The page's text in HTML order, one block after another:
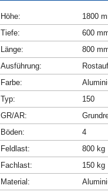
Höhe:
1800
Tiefe:
600
Länge:
800
Ausführung:
Farbe:
Typ:
150
GR/AR:
Böden:
4
Feldlast:
800 kg
Fachlast:
150 kg
Material: